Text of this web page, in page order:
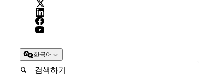
한국어